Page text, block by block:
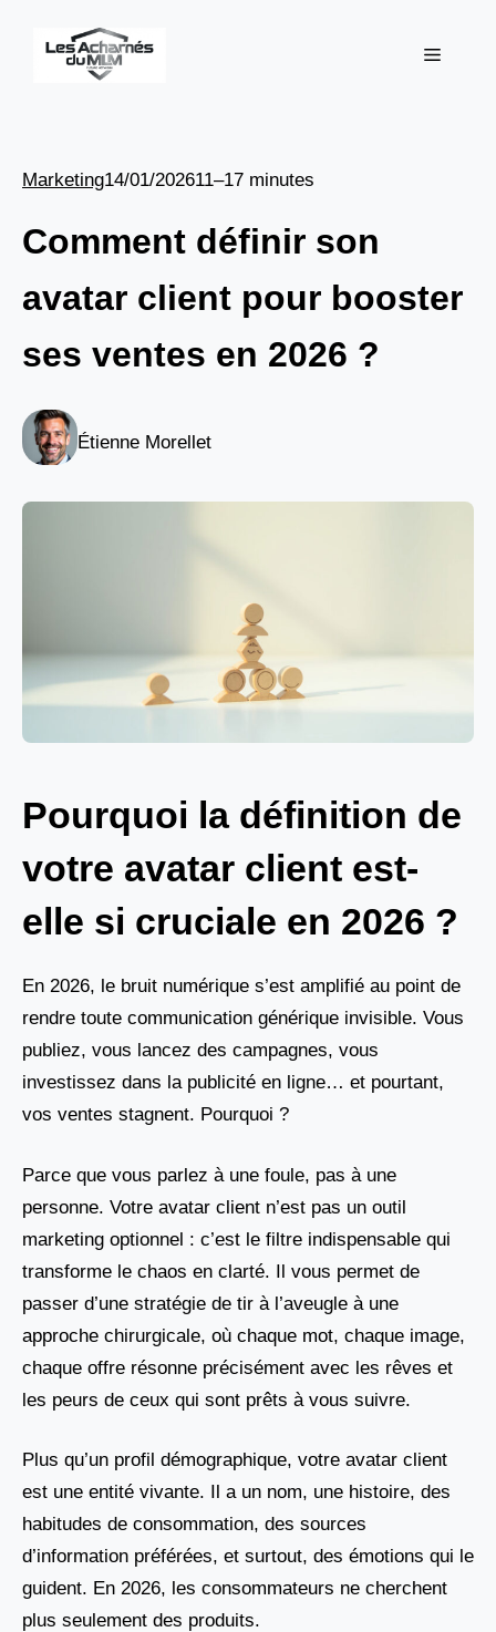
Menu
Marketing14/01/202611–17 minutes
Comment définir son
avatar client pour booster
ses ventes en 2026 ?
Étienne Morellet
Pourquoi la définition de
votre avatar client est-
elle si cruciale en 2026 ?
En 2026, le bruit numérique s’est amplifié au point de
rendre toute communication générique invisible. Vous
publiez, vous lancez des campagnes, vous
investissez dans la publicité en ligne… et pourtant,
vos ventes stagnent. Pourquoi ?
Parce que vous parlez à une foule, pas à une
personne. Votre avatar client n’est pas un outil
marketing optionnel : c’est le filtre indispensable qui
transforme le chaos en clarté. Il vous permet de
passer d’une stratégie de tir à l’aveugle à une
approche chirurgicale, où chaque mot, chaque image,
chaque offre résonne précisément avec les rêves et
les peurs de ceux qui sont prêts à vous suivre.
Plus qu’un profil démographique, votre avatar client
est une entité vivante. Il a un nom, une histoire, des
habitudes de consommation, des sources
d’information préférées, et surtout, des émotions qui le
guident. En 2026, les consommateurs ne cherchent
plus seulement des produits.